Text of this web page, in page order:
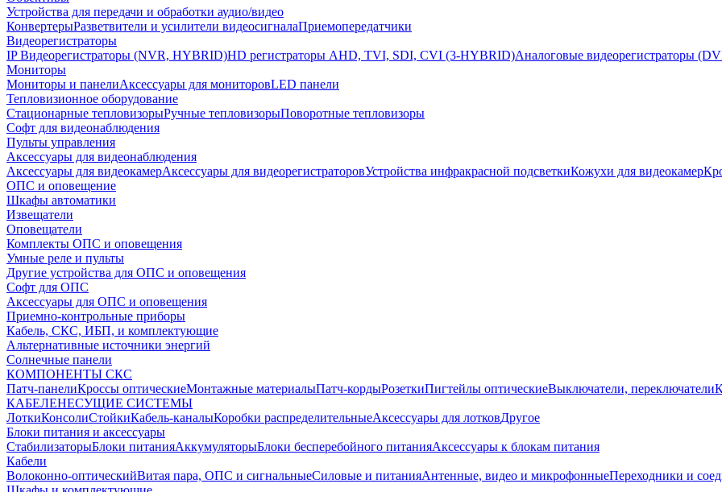
Устройства для передачи и обработки аудио/видео
КонвертерыРазветвители и усилители видеосигналаПриемопередатчики
Видеорегистраторы
IP Видеорегистраторы (NVR, HYBRID)HD регистраторы AHD, TVI, SDI, CVI (3-HYBRID)Аналоговые видеорегистраторы
Мониторы
Мониторы и панелиАксессуары для мониторовLED панели
Тепловизионное оборудование
Стационарные тепловизорыРучные тепловизорыПоворотные тепловизоры
Софт для видеонаблюдения
Пульты управления
Аксессуары для видеонаблюдения
Аксессуары для видеокамерАксессуары для видеорегистраторовУстройства инфракрасной подсветкиКожухи для видеокамер
ОПС и оповещение
Шкафы автоматики
Извещатели
Оповещатели
Комплекты ОПС и оповещения
Умные реле и пульты
Другие устройства для ОПС и оповещения
Софт для ОПС
Аксессуары для ОПС и оповещения
Приемно-контрольные приборы
Кабель, СКС, ИБП, и комплектующие
Альтернативные источники энергий
Солнечные панели
КОМПОНЕНТЫ СКС
Патч-панелиКроссы оптическиеМонтажные материалыПатч-кордыРозеткиПигтейлы оптическиеВыключатели, переключатели
КАБЕЛЕНЕСУЩИЕ СИСТЕМЫ
ЛоткиКонсолиСтойкиКабель-каналыКоробки распределительныеАксессуары для лотковДругое
Блоки питания и аксессуары
СтабилизаторыБлоки питанияАккумуляторыБлоки бесперебойного питанияАксессуары к блокам питания
Кабели
Волоконно-оптическийВитая пара, ОПС и сигнальныеСиловые и питанияАнтенные, видео и микрофонныеПереходники и